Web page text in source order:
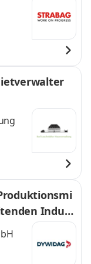
Indust